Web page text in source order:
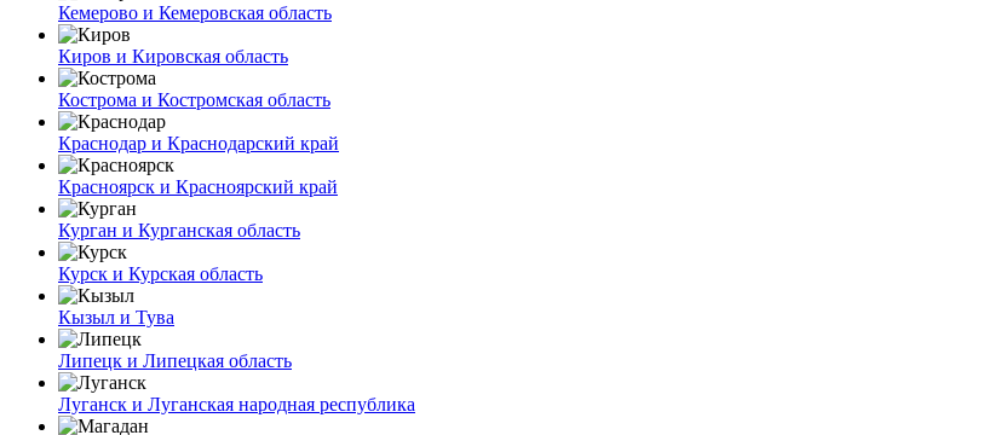
Кемерово и Кемеровская область
Киров и Кировская область
Кострома и Костромская область
Краснодар и Краснодарский край
Красноярск и Красноярский край
Курган и Курганская область
Курск и Курская область
Кызыл и Тува
Липецк и Липецкая область
Луганск и Луганская народная республика